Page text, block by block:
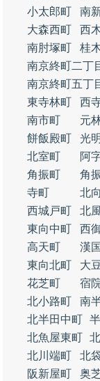
小太郎町
南
大森西町
西
南肘塚町
桂
南京終町二丁
南京終町五丁
東寺林町
西
南市町
元
餅飯殿町
光
北室町
阿
角振町
角
寺町
北
西城戸町
北
東向中町
西
高天町
漢
東向北町
大
花芝町
宿
北小路町
南
北半田中町
北魚屋東町
北川端町
北
阪新屋町
奥